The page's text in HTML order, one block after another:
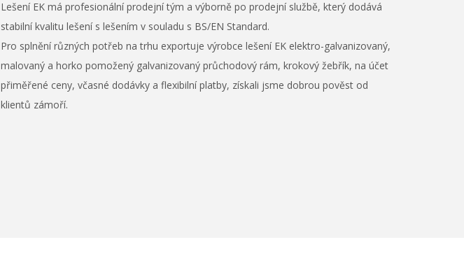
Lešení EK má profesionální prodejní tým a výborně po prodejní službě, který dodává
stabilní kvalitu lešení s lešením v souladu s BS/EN Standard.
Pro splnění různých potřeb na trhu exportuje výrobce lešení EK elektro-galvanizovaný,
malovaný a horko pomožený galvanizovaný průchodový rám, krokový žebřík, na účet
přiměřené ceny, včasné dodávky a flexibilní platby, získali jsme dobrou pověst od
klientů zámoří.